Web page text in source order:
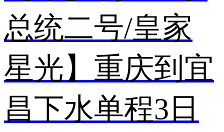
总统二号/皇家
星光】重庆到宜
昌下水单程3日